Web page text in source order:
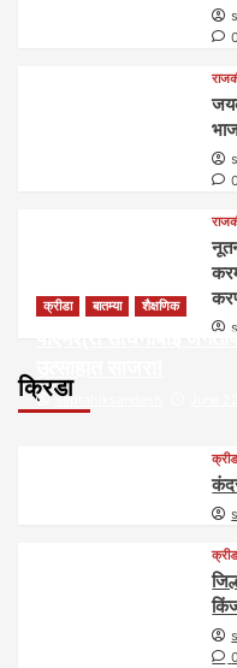
क्रिडा
क्रीडा बातम्या शैक्षणिक
पीएमश्री साधनाबाई
saptahiksandesh